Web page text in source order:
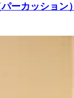
ーカッション